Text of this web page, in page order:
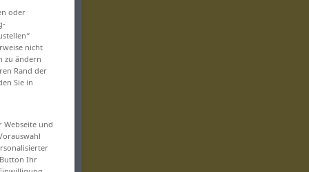
oder
nicht
zu ändern
Rand der
Sie in
und
Ihr